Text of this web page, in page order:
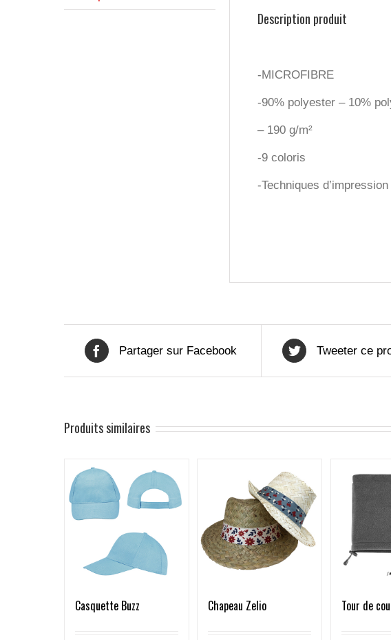
Description produit
-MICROFIBRE
-90% polyester – 10%
– 190 g/m²
-9 coloris
-Techniques
Partager sur Facebook Tweeter ce
Produits similaires
Casquette Buzz Chapeau Zelio Tour de